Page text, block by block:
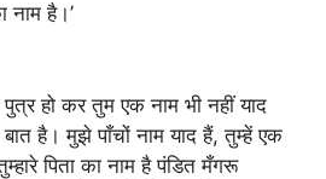
नाम है।’
हो कर तुम एक नाम भी नहीं याद
है। मुझे पाँचों नाम याद हैं, तुम्हें एक
पिता का नाम है पंडित मँगरू